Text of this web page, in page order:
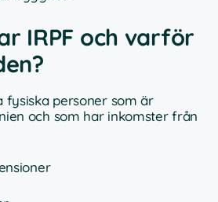
IRPF och varför
fysiska personer som är
och som har inkomster från